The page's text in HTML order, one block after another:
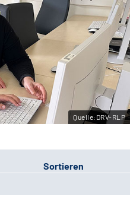
Quelle:DRV-RLP
Sortieren